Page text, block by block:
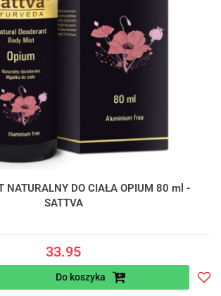
NATURALNY DO CIAŁA OPIUM 80 ml -
SATTVA
33.95
Do koszyka